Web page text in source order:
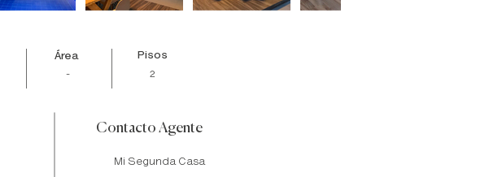
Área
Pisos
- 2
Contacto Agente
Mi Segunda Casa